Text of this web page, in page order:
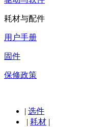
耗材与配件
用户手册
固件
保修政策
| 选件
| 耗材 |